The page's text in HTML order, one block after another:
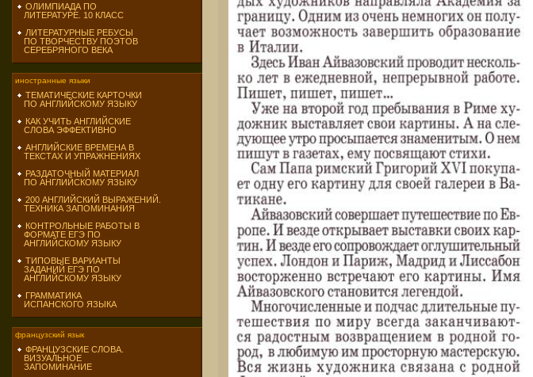
ОЛИМПИАДА ПО
ЛИТЕРАТУРЕ. 10 КЛАСС
ЛИТЕРАТУРНЫЕ РЕБУСЫ
ПО ТВОРЧЕСТВУ ПОЭТОВ
СЕРЕБРЯНОГО ВЕКА
иностранные языки
ТЕМАТИЧЕСКИЕ КАРТОЧКИ
ПО АНГЛИЙСКОМУ ЯЗЫКУ
КАК УЧИТЬ АНГЛИЙСКИЕ
СЛОВА ЭФФЕКТИВНО
АНГЛИЙСКИЕ ВРЕМЕНА В
ТЕКСТАХ И УПРАЖНЕНИЯХ
РАЗДАТОЧНЫЙ МАТЕРИАЛ
ПО АНГЛИЙСКОМУ ЯЗЫКУ
200 АНГЛИЙСКИЙ ВЫРАЖЕНИЙ.
ТЕХНИКА ЗАПОМИНАНИЯ
КОНТРОЛЬНЫЕ РАБОТЫ В
ФОРМАТЕ ЕГЭ ПО
АНГЛИЙСКОМУ ЯЗЫКУ
ТИПОВЫЕ ВАРИАНТЫ
ЗАДАНИЙ ЕГЭ ПО
АНГЛИЙСКОМУ ЯЗЫКУ
ГРАММАТИКА
ИСПАНСКОГО ЯЗЫКА
французский язык
ФРАНЦУЗСКИЕ СЛОВА.
ВИЗУАЛЬНОЕ
ЗАПОМИНАНИЕ